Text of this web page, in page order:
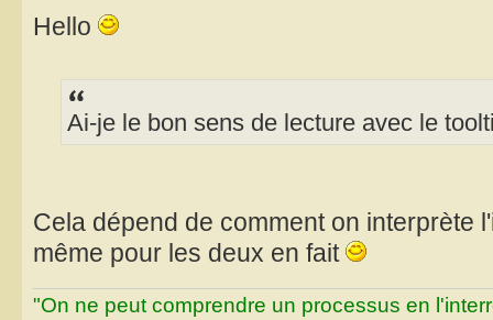
Hello
Ai-je le bon sens de lecture avec le
Cela dépend de comment on interprète
même pour les deux en fait
"On ne peut comprendre un processus en